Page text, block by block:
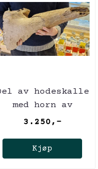
av hodeskalle
med horn av
europeisk
3.250,-
Kjøp